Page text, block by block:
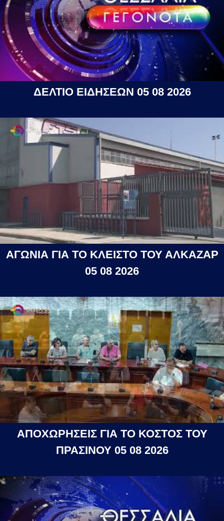
ΔΕΛΤΙΟ ΕΙΔΗΣΕΩΝ 05 08 2026
ΑΓΩΝΙΑ ΓΙΑ ΤΟ ΚΛΕΙΣΤΟ ΤΟΥ ΑΛΚΑΖΑΡ
05 08 2026
ΑΠΟΧΩΡΗΣΕΙΣ ΓΙΑ ΤΟ ΚΟΣΤΟΣ ΤΟΥ
ΠΡΑΣΙΝΟΥ 05 08 2026